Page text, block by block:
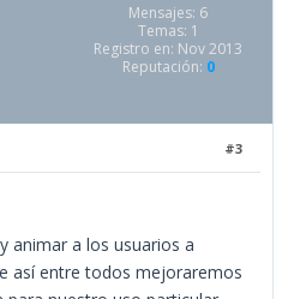
Mensajes: 6
Temas: 1
Registro en: Nov 2013
Reputación: 0
#3
animar a los usuarios a
así entre todos mejoraremos